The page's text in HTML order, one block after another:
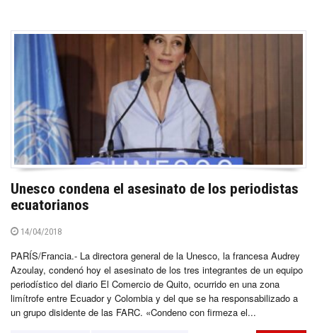
Unesco condena el asesinato de los periodistas
ecuatorianos
14/04/2018
PARÍS/Francia.- La directora general de la Unesco, la francesa Audrey
Azoulay, condenó hoy el asesinato de los tres integrantes de un equipo
periodístico del diario El Comercio de Quito, ocurrido en una zona
limítrofe entre Ecuador y Colombia y del que se ha responsabilizado a
un grupo disidente de las FARC. «Condeno con firmeza el...